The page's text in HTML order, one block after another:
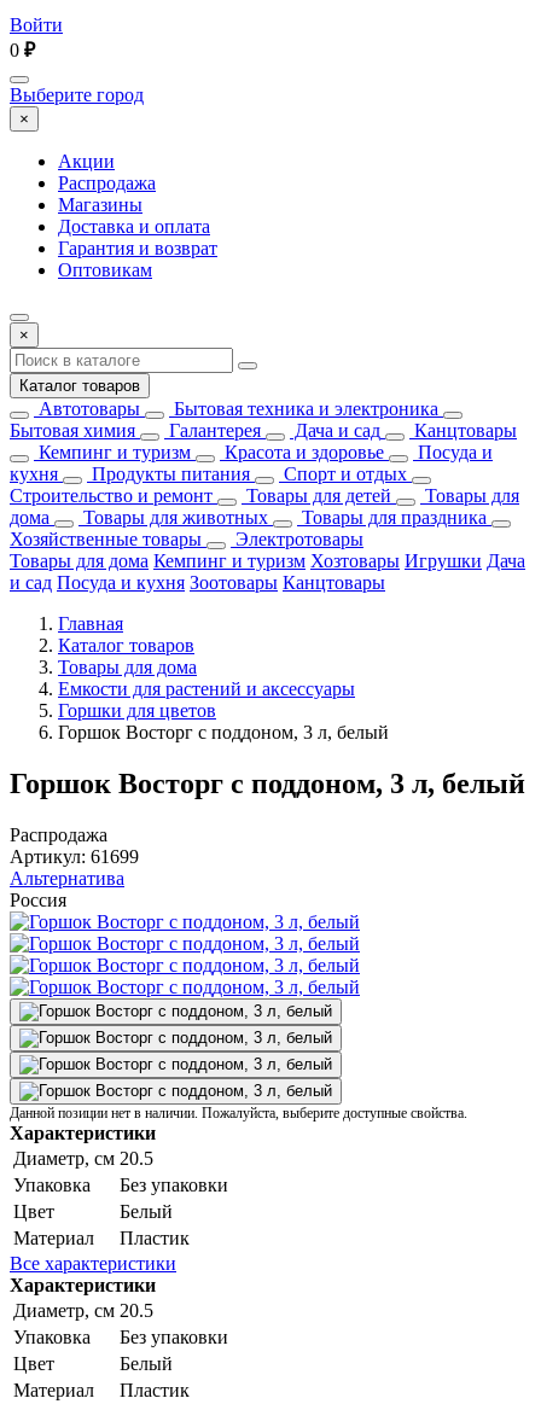
Войти
0 ₽
Выберите город
×
Акции
Распродажа
Магазины
Доставка и оплата
Гарантия и возврат
Оптовикам
×
Каталог товаров
Автотовары
Бытовая техника и электроника
Бытовая химия
Галантерея Дача и сад
Канцтовары
Кемпинг и туризм
Красота и здоровье
Посуда и
кухня
Продукты питания
Спорт и отдых
Строительство и ремонт
Товары для детей
Товары для
дома
Товары для животных
Товары для праздника
Хозяйственные товары
Электротовары
Товары для дома Кемпинг и туризм Хозтовары Игрушки Дача
и сад Посуда и кухня Зоотовары Канцтовары
Главная
Каталог товаров
Товары для дома
Емкости для растений и аксессуары
Горшки для цветов
Горшок Восторг с поддоном, 3 л, белый
Горшок Восторг с поддоном, 3 л, белый
Распродажа
Артикул: 61699
Альтернатива
Россия
Данной позиции нет в наличии. Пожалуйста, выберите доступные свойства.
Характеристики
Диаметр, см 20.5
Упаковка
Без упаковки
Цвет
Белый
Материал
Пластик
Все характеристики
Характеристики
Диаметр, см 20.5
Упаковка
Без упаковки
Цвет
Белый
Материал
Пластик